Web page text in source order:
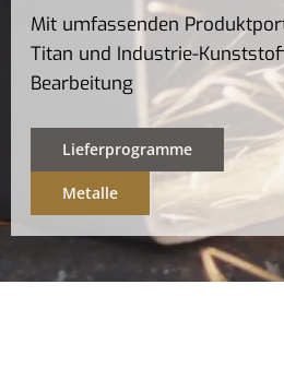
Mit umfassenden
Titan und Industrie-
Bearbeitung
Lieferprogramme
Metalle